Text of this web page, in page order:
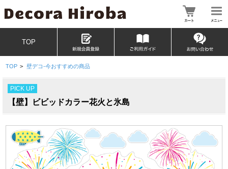
TOP
TOP > 壁デコ-今おすすめの商品
PICK UP
【壁】ビビッドカラー花火と氷島